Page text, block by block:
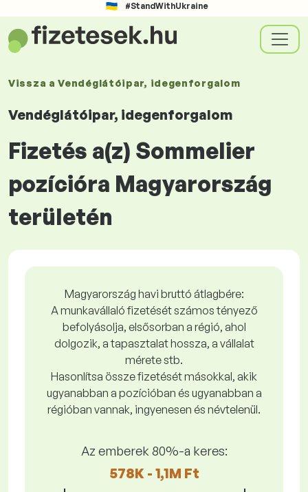
#StandWithUkraine
Vissza aVendéglátóipar, idegenforgalom
Vendéglátóipar, idegenforgalom
Fizetés a(z) Sommelier
pozícióra Magyarország
területén
Magyarország havi bruttó átlagbére:
A munkavállaló fizetését számos tényező
befolyásolja, elsősorban a régió, ahol
dolgozik, a tapasztalat hossza, a vállalat
mérete stb.
Hasonlítsa össze fizetését másokkal, akik
ugyanabban a pozícióban és ugyanabban a
régióban vannak, ingyenesen és névtelenül.
Az emberek 80%-a keres:
578K - 1,1M Ft